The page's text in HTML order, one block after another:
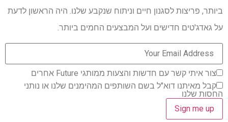
ביותר, פריצות לסגנון חיים וניתוח שנקבע שלנו. היה הראשון לדעת
על גאדג'טים חדישים ועל המבצעים החמים ביותר.
צור איתי קשר עם חדשות והצעות ממותגי Future אחרים
קבל מאיתנו דוא"ל בשם השותפים המהימנים שלנו או נותני
החסות שלנו